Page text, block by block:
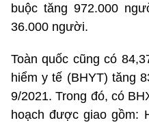
buộc tăng 972.000
36.000 người.
Toàn quốc cũng có
hiểm y tế (BHYT) tăng
9/2021. Trong đó, có
hoạch được giao gồm: